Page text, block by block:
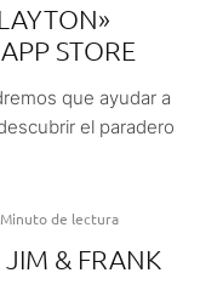
STORE
que ayudar a
el paradero
de lectura
JIM & FRANK